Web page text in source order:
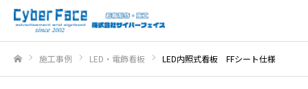
施工事例 LED・電飾看板 LED内照式看板 FFシート仕様